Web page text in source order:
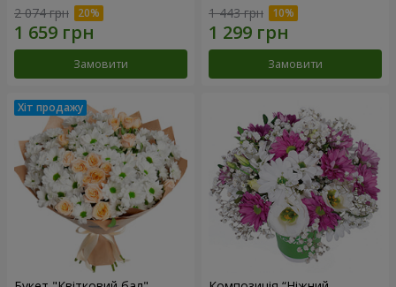
2 074 грн
Замовити
1 443 грн
Замовити